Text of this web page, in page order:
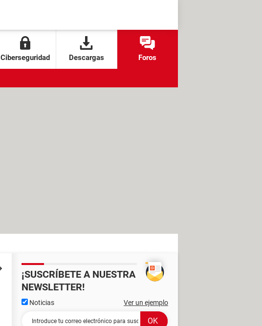
Ciberseguridad Descargas Foros
¡SUSCRÍBETE A NUESTRA
NEWSLETTER!
Noticias Ver un ejemplo